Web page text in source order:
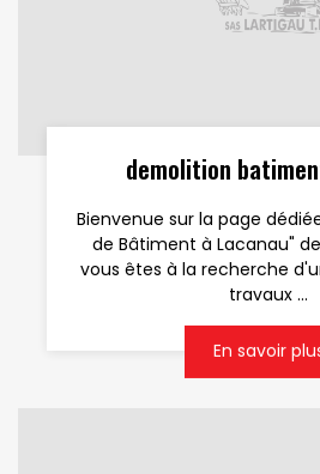
demolition
Bienvenue sur la page
de Bâtiment à Lacanau" de
vous êtes à la recherche
travaux ...
En savoir